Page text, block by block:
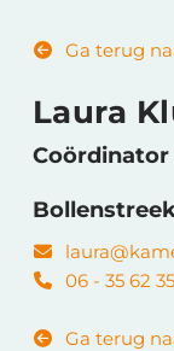
Ga terug
Laura
Coördinator
06 - 35 62
Ga terug